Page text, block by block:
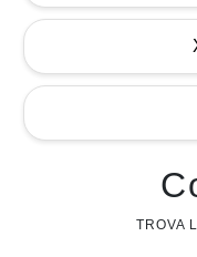
TROVA